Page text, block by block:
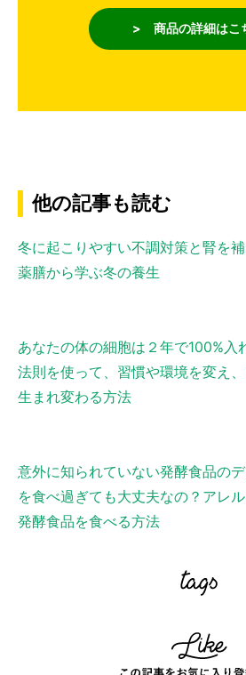
> 商品の詳細はこ
他の記事も読む
冬に起こりやすい不調対策と腎を
薬膳から学ぶ冬の養生
あなたの体の細胞は２年で100%入
法則を使って、習慣や環境を変え
生まれ変わる方法
意外に知られていない発酵食品の
を食べ過ぎても大丈夫なの？アレ
発酵食品を食べる方法